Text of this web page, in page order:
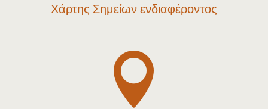
Χάρτης Σημείων ενδιαφέροντος
